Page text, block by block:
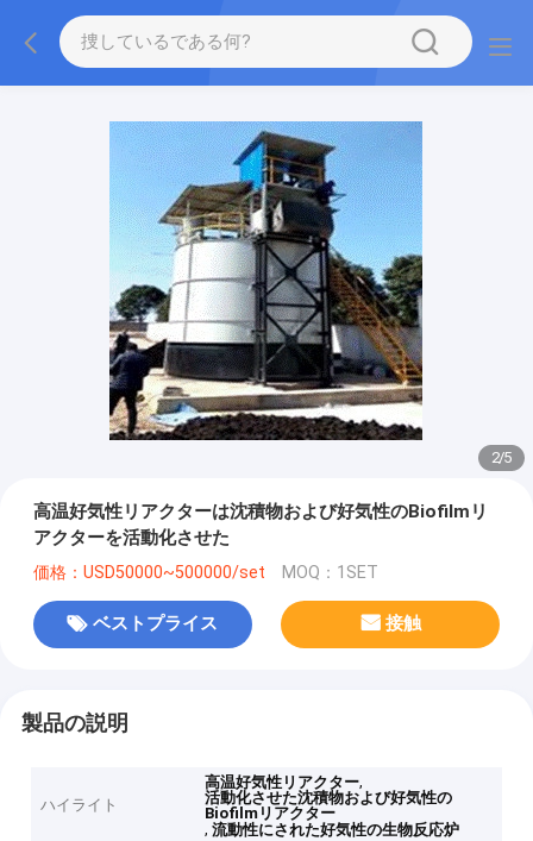
2/5
高温好気性リアクターは沈積物および好気性のBiofilmリ
アクターを活動化させた
価格：USD50000~500000/set MOQ：1SET
ベストプライス 接触
製品の説明
ハイライト
高温好気性リアクター,
活動化させた沈積物および好気性の
Biofilmリアクター
,流動性にされた好気性の生物反応炉